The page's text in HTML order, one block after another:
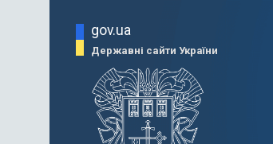
gov.ua
Державні сайти України